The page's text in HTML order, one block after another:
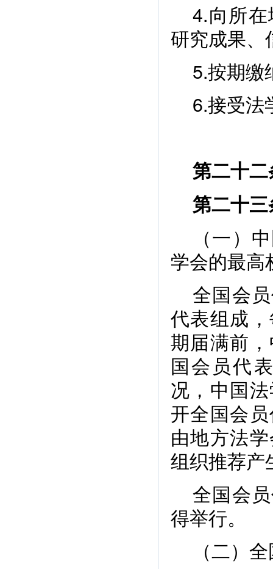
4.向所
研究成果、
5.按期缴
6.接受法
第二十
第二十
（一）
学会的最高
全国会
代表组成
期届满前
国会员代
况，中国
开全国会
由地方法
组织推荐产
全国会
得举行。
（二）